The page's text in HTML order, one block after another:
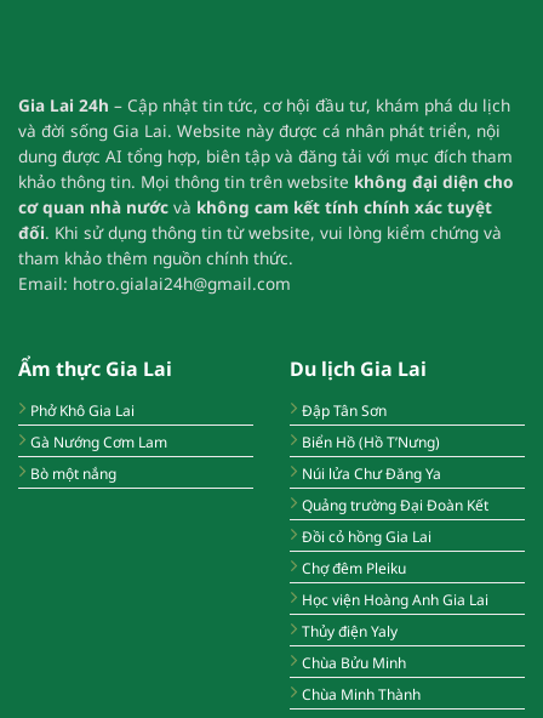
Gia Lai 24h – Cập nhật tin tức, cơ hội đầu tư, khám phá du lịch
và đời sống Gia Lai. Website này được cá nhân phát triển, nội
dung được AI tổng hợp, biên tập và đăng tải với mục đích tham
khảo thông tin. Mọi thông tin trên website không đại diện cho
cơ quan nhà nước và không cam kết tính chính xác tuyệt
đối. Khi sử dụng thông tin từ website, vui lòng kiểm chứng và
tham khảo thêm nguồn chính thức.
Email: hotro.gialai24h@gmail.com
Ẩm thực Gia Lai
Phở Khô Gia Lai
Gà Nướng Cơm Lam
Bò một nắng
Du lịch Gia Lai
Đập Tân Sơn
Biển Hồ (Hồ T’Nưng)
Núi lửa Chư Đăng Ya
Quảng trường Đại Đoàn Kết
Đồi cỏ hồng Gia Lai
Chợ đêm Pleiku
Học viện Hoàng Anh Gia Lai
Thủy điện Yaly
Chùa Bửu Minh
Chùa Minh Thành